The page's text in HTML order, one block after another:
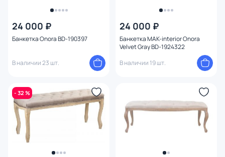
24 000 ₽
Банкетка Onora BD-190397
В наличии 23 шт.
24 000 ₽
Банкетка MAK-interior Onora
Velvet Gray BD-1924322
В наличии 19 шт.
- 32 %